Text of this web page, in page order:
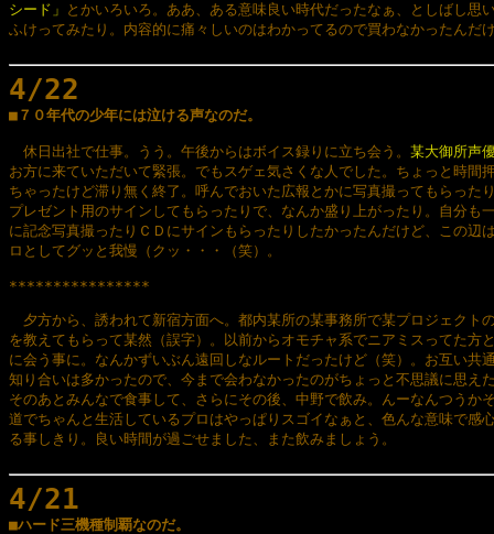
シード」 とかいろいろ。ああ、ある意味良い時代だったなぁ、としばし思
ふけってみたり。内容的に痛々しいのはわかってるので買わなかったんだ
4/22
■７０年代の少年には泣ける声なのだ。
休日出社で仕事。うう。午後からはボイス録りに立ち会う。 某大御所声
お方に来ていただいて緊張。でもスゲェ気さくな人でした。ちょっと時間
ちゃったけど滞り無く終了。呼んでおいた広報とかに写真撮ってもらった
プレゼント用のサインしてもらったりで、なんか盛り上がったり。自分も
に記念写真撮ったりＣＤにサインもらったりしたかったんだけど、この辺
ロとしてグッと我慢（クッ・・・（笑）。
****************
夕方から、誘われて新宿方面へ。都内某所の某事務所で某プロジェクト
を教えてもらって某然（誤字）。以前からオモチャ系でニアミスってた方
に会う事に。なんかずいぶん遠回しなルートだったけど（笑）。お互い共
知り合いは多かったので、今まで会わなかったのがちょっと不思議に思え
そのあとみんなで食事して、さらにその後、中野で飲み。んーなんつうか
道でちゃんと生活しているプロはやっぱりスゴイなぁと、色んな意味で感
る事しきり。良い時間が過ごせました、また飲みましょう。
4/21
■ハード三機種制覇なのだ。